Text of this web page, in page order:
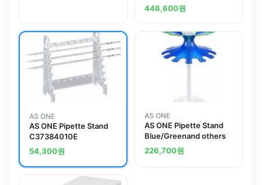
446,600원
AS ONE
AS ONE Pipette Stand
C37384010E
54,300원
AS ONE
AS ONE Pipette Stand
Blue/Greenand others
226,700원